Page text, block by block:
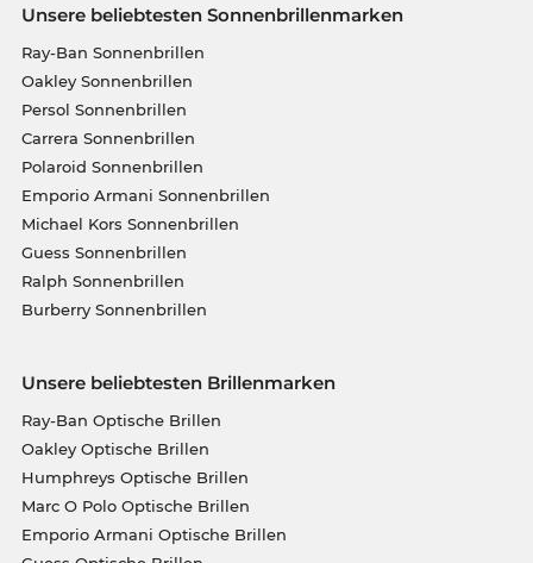
Unsere beliebtesten Sonnenbrillenmarken
Ray-Ban Sonnenbrillen
Oakley Sonnenbrillen
Persol Sonnenbrillen
Carrera Sonnenbrillen
Polaroid Sonnenbrillen
Emporio Armani Sonnenbrillen
Michael Kors Sonnenbrillen
Guess Sonnenbrillen
Ralph Sonnenbrillen
Burberry Sonnenbrillen
Unsere beliebtesten Brillenmarken
Ray-Ban Optische Brillen
Oakley Optische Brillen
Humphreys Optische Brillen
Marc O Polo Optische Brillen
Emporio Armani Optische Brillen